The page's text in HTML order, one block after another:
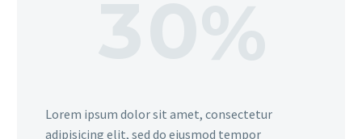
Lorem ipsum dolor sit amet, consectetur
adipisicing elit, sed do eiusmod tempor